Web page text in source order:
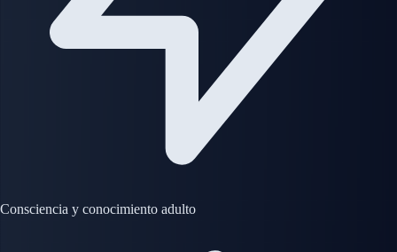
Consciencia y conocimiento adulto